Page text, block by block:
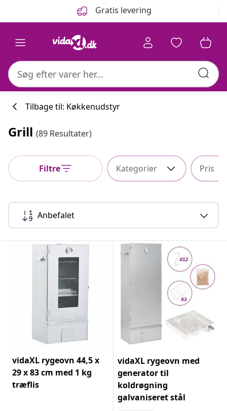
Gratis levering
Tilbage til: Køkkenudstyr
Grill (89 Resultater)
Filtre Kategorier Pris
Anbefalet
vidaXL rygeovn 44,5 x
29 x 83 cm med 1 kg
træflis
vidaXL rygeovn med
generator til
koldrøgning
galvaniseret stål